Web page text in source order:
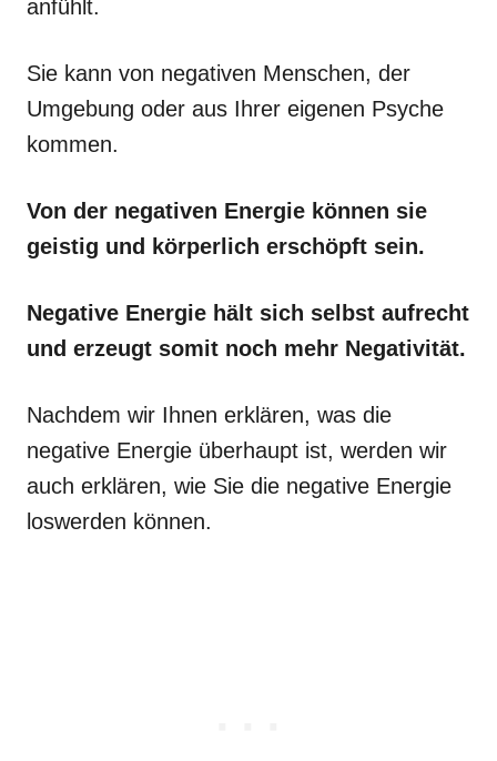
anfühlt.
Sie kann von negativen Menschen, der
Umgebung oder aus Ihrer eigenen Psyche
kommen.
Von der negativen Energie können sie
geistig und körperlich erschöpft sein.
Negative Energie hält sich selbst aufrecht
und erzeugt somit noch mehr Negativität.
Nachdem wir Ihnen erklären, was die
negative Energie überhaupt ist, werden wir
auch erklären, wie Sie die negative Energie
loswerden können.